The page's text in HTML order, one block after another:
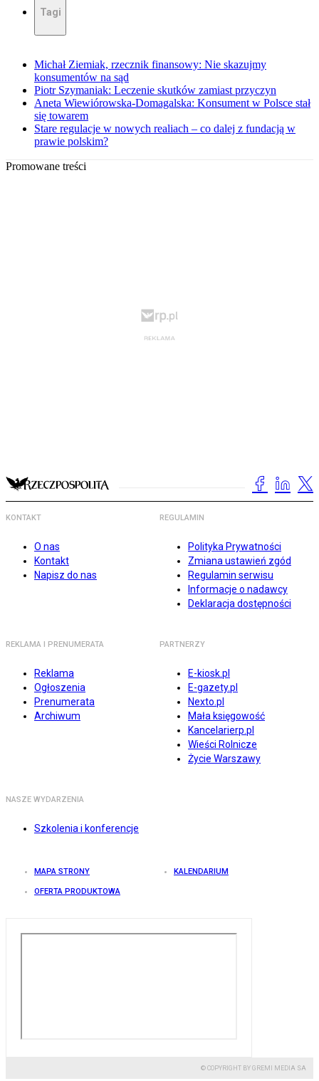
Tagi
Michał Ziemiak, rzecznik finansowy: Nie skazujmy
konsumentów na sąd
Piotr Szymaniak: Leczenie skutków zamiast przyczyn
Aneta Wiewiórowska-Domagalska: Konsument w Polsce stał
się towarem
Stare regulacje w nowych realiach – co dalej z fundacją w
prawie polskim?
Promowane treści
KONTAKT
O nas
Kontakt
Napisz do nas
REGULAMIN
Polityka Prywatności
Zmiana ustawień zgód
Regulamin serwisu
Informacje o nadawcy
Deklaracja dostępności
REKLAMA I PRENUMERATA
Reklama
Ogłoszenia
Prenumerata
Archiwum
PARTNERZY
E-kiosk.pl
E-gazety.pl
Nexto.pl
Mała księgowość
Kancelarierp.pl
Wieści Rolnicze
Życie Warszawy
NASZE WYDARZENIA
Szkolenia i konferencje
MAPA STRONY KALENDARIUM
OFERTA PRODUKTOWA
© COPYRIGHT BY GREMI MEDIA SA